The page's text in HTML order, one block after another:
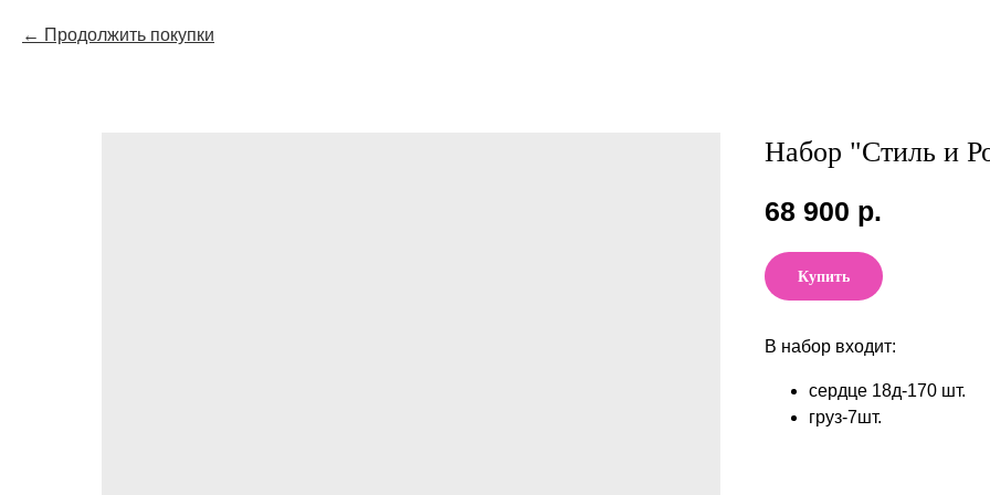
Продолжить покупки
Набор "Стиль и
68 900 р.
Купить
В набор входит:
сердце 18д-170 шт.
груз-7шт.